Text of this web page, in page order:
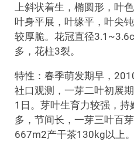
上斜状着生，椭圆形，叶
叶身平展，叶缘平，叶尖
较厚脆。花冠直径
多，花柱3裂。
特性：春季萌发期早，
社口观测，一芽二叶初展
1日。芽叶生育力较强，
多，节间长，一芽三叶百
667m2产干茶130kg以上